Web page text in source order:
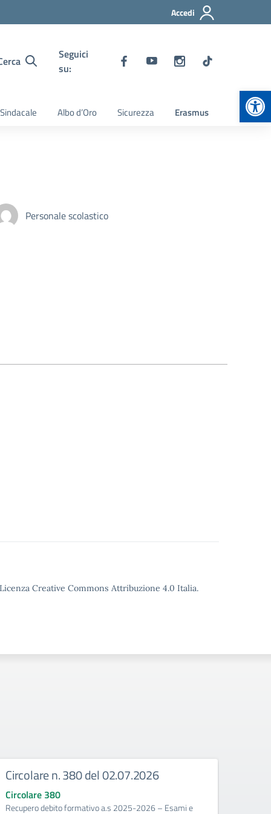
Accedi
Seguici
su:
Albo d’Oro Sicurezza Erasmus
Personale scolastico
Creative Commons Attribuzione 4.0 Italia.
Circolare n. 380 del 02.07.2026
Circolare 380
Recupero debito formativo a.s 2025-2026 – Esami e